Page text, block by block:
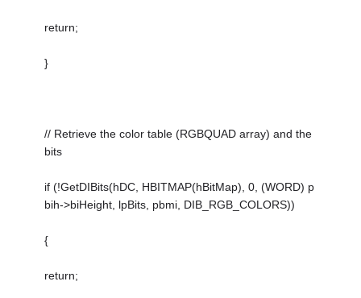
return;
}
// Retrieve the color table (RGBQUAD array) and the
bits
if (!GetDIBits(hDC, HBITMAP(hBitMap), 0, (WORD) p
bih->biHeight, lpBits, pbmi, DIB_RGB_COLORS))
{
return;